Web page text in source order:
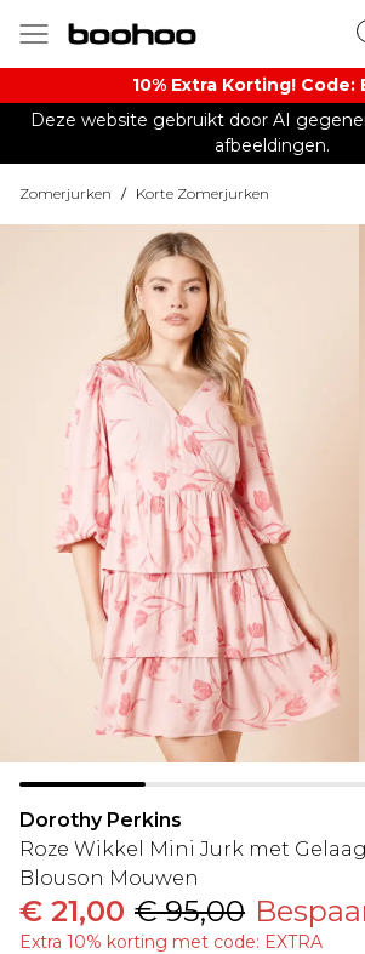
10% Extra Korting! Code:
Deze website gebruikt door AI
afbeeldingen.
Zomerjurken / Korte Zomerjurken
Dorothy Perkins
Roze Wikkel Mini Jurk met
Blouson Mouwen
€ 21,00 € 95,00
Extra 10% korting met code: EXTRA